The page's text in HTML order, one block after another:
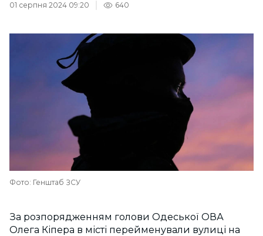
01 серпня 2024 09:20
640
Фото: Генштаб ЗСУ
За розпорядженням голови Одеської ОВА
Олега Кіпера в місті перейменували вулиці на